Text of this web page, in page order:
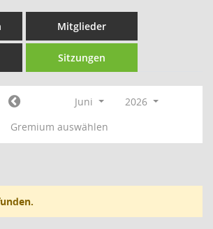
Mitglieder
Sitzungen
Juni
2026
Gremium auswählen